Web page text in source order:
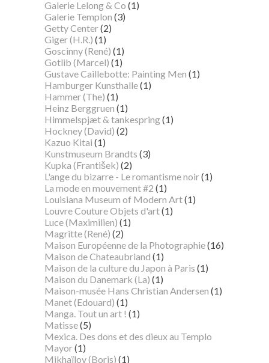
Galerie Lelong & Co (1)
Galerie Templon (3)
Getty Center(2)
Giger (H.R.) (1)
Goscinny (René) (1)
Gotlib (Marcel) (1)
Gustave Caillebotte: Painting Men (1)
Hamburger Kunsthalle(1)
Hammer (The) (1)
Heinz Berggruen (1)
Himmelspjæt & tankespring(1)
Hockney (David) (2)
Kazuo Kitai (1)
Kunstmuseum Brandts (3)
Kupka (František) (2)
L'ange du bizarre - Le romantisme noir(1)
La mode en mouvement #2 (1)
Louisiana Museum of Modern Art(1)
Louvre Couture Objets d'art(1)
Luce (Maximilien) (1)
Magritte (René) (2)
Maison Européenne de la Photographie(16)
Maison de Chateaubriand (1)
Maison de la culture du Japon à Paris (1)
Maison du Danemark (La) (1)
Maison-musée Hans Christian Andersen (1)
Manet (Edouard) (1)
Manga. Tout un art ! (1)
Matisse(5)
Mexica. Des dons et des dieux au Templo
Mayor(1)
Mikhaïlov (Boris) (1)